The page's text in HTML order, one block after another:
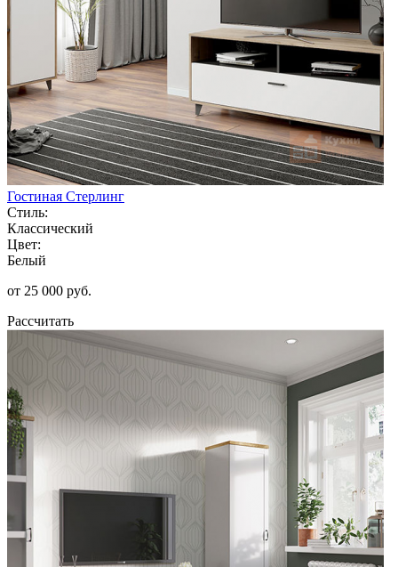
Гостиная Стерлинг
Стиль:
Классический
Цвет:
Белый
от 25 000 руб.
Рассчитать